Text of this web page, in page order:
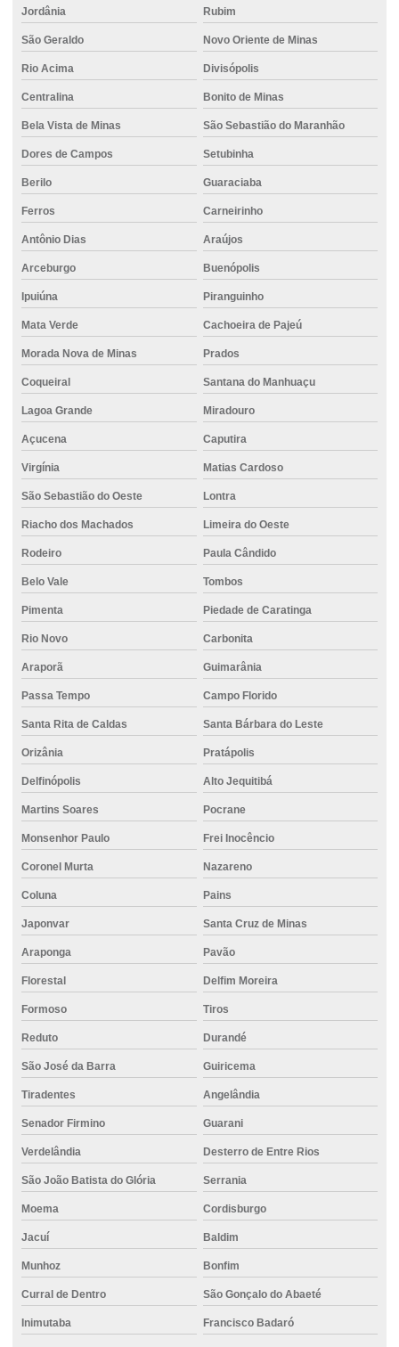
Fundação de estaca strauss
Fundação com estacas de concreto
Fundação hélice contínua
Fundação com perfuração controlada
Fundação profunda
Fundação com sistema monitorado
Fundação com suporte técnico especializado
Fundação com tecnologia de ponta
Fundação para terrenos instáveis
Fundação com tubulão
Fundações especiais
Fundações por estacas
Locação de empilhadeira com operador
Locação de empilhadeira preço
Locação de empilhadeira valor
Metro de concreto usinado
Metro concreto usinado valor
Perfuração de fundação
Perfuração de solo para fundação
Perfuratriz hélice contínua preço
Pisos de concreto para garagem
Projeto estrutural de fundação
Projeto de fundação
Projeto de fundação de casa
Projeto de fundação de edifício
Projeto de fundação estacas
Projeto de fundação de galpão
Projeto de fundação de muro
Projeto fundação obra
Projeto de fundações de máquinas
Saco cimento
Serviço de concreto usinado
Serviço de fundação
Valor do concreto usinado
Valor de locação de empilhadeira
Jordânia Rubim
São Geraldo Novo Oriente de Minas
Rio Acima Divisópolis
Centralina Bonito de Minas
Bela Vista de Minas São Sebastião do Maranhão
Dores de Campos Setubinha
Berilo Guaraciaba
Ferros Carneirinho
Antônio Dias Araújos
Arceburgo Buenópolis
Ipuiúna Piranguinho
Mata Verde Cachoeira de Pajeú
Morada Nova de Minas Prados
Coqueiral Santana do Manhuaçu
Lagoa Grande Miradouro
Açucena Caputira
Virgínia Matias Cardoso
São Sebastião do Oeste Lontra
Riacho dos Machados Limeira do Oeste
Rodeiro Paula Cândido
Belo Vale Tombos
Pimenta Piedade de Caratinga
Rio Novo Carbonita
Araporã Guimarânia
Passa Tempo Campo Florido
Santa Rita de Caldas Santa Bárbara do Leste
Orizânia Pratápolis
Delfinópolis Alto Jequitibá
Martins Soares Pocrane
Monsenhor Paulo Frei Inocêncio
Coronel Murta Nazareno
Coluna Pains
Japonvar Santa Cruz de Minas
Araponga Pavão
Florestal Delfim Moreira
Formoso Tiros
Reduto Durandé
São José da Barra Guiricema
Tiradentes Angelândia
Senador Firmino Guarani
Verdelândia Desterro de Entre Rios
São João Batista do Glória Serrania
Moema Cordisburgo
Jacuí Baldim
Munhoz Bonfim
Curral de Dentro São Gonçalo do Abaeté
Inimutaba Francisco Badaró